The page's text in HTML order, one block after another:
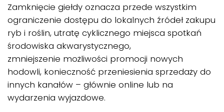
Zamknięcie giełdy oznacza przede wszystkim
ograniczenie dostępu do lokalnych źródeł zakupu
ryb i roślin, utratę cyklicznego miejsca spotkań
środowiska akwarystycznego,
zmniejszenie możliwości promocji nowych
hodowli, konieczność przeniesienia sprzedaży do
innych kanałów – głównie online lub na
wydarzenia wyjazdowe.